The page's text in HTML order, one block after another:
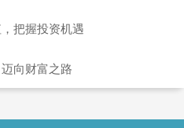
把握投资机遇
向财富之路